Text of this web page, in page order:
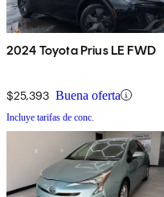
2024 Toyota Prius LE FWD
$25,393 Buena oferta
Incluye tarifas de conc.